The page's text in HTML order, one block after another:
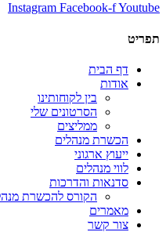
Instagram Facebook-fYoutube
תפריט
דף הבית
אודות
בין לקוחותינו
הסרטונים שלי
ממליצים
הכשרת מנהלים
ייעוץ ארגוני
לווי מנהלים
סדנאות והדרכות
הקורס להכשרת
מאמרים
צור קשר